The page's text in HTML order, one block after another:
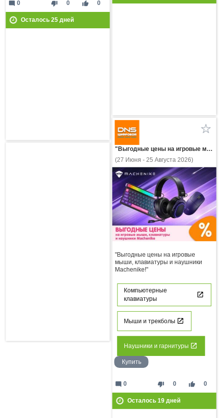
thumb_down 0 thumb_up 0
mode_comment 0
Осталось 25дней
"Выгодные цены на игровые мыши, клавиатуры и наушники Machenike!"
(27 Июня - 25 Августа 2026)
"Выгодные цены на игровые
мыши, клавиатуры и наушники
Machenike!"
Компьютерные
клавиатуры
Мыши и трекболы
Наушники и гарнитуры
Купить
thumb_down 0 thumb_up 0
mode_comment 0
Осталось 19дней